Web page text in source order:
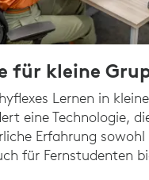
für kleine
Lernen in
eine Technologie,
Erfahrung
für Fernstudenten